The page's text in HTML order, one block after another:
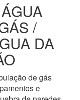
/
DA
de gás
e